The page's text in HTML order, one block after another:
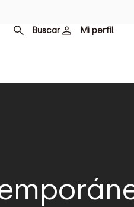
Buscar Mi perfil